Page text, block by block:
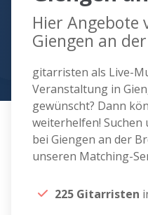
Hier Angebote
Giengen an
gitarristen als Live-
Veranstaltung in
gewünscht? Dann
weiterhelfen!
bei Giengen an der
unseren Matching-
225 Gitarristen